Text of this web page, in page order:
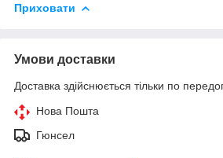
Приховати
Умови доставки
Доставка здійснюється тільки по
Нова Пошта
Гюнсел